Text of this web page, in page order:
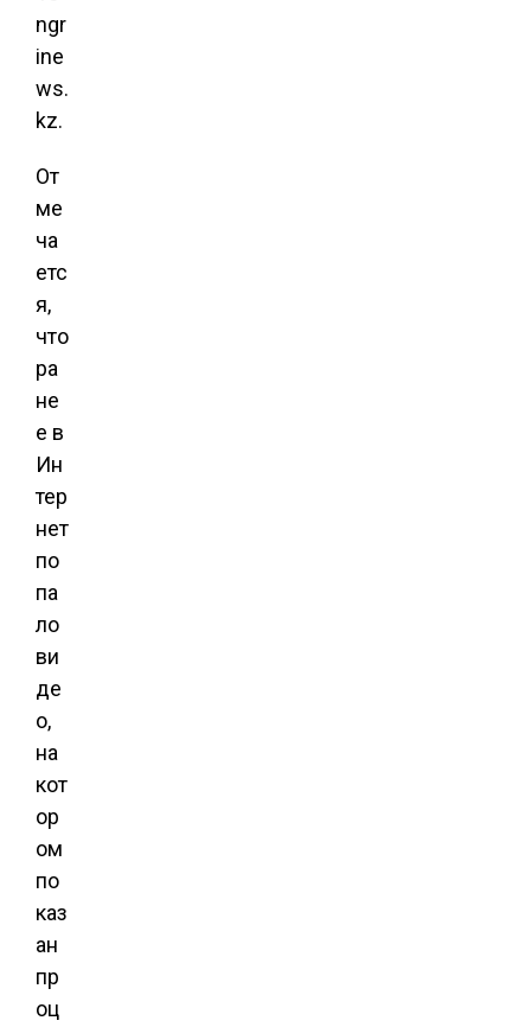
ngr
ine
ws.
kz.
От
ме
ча
етс
я,
что
ра
не
е в
Ин
тер
нет
по
па
ло
ви
де
о,
на
кот
ор
ом
по
каз
ан
пр
оц